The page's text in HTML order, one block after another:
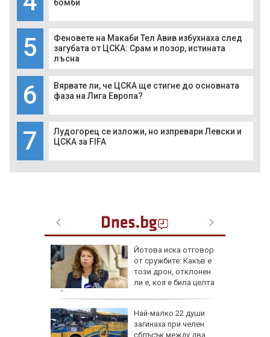
бомби
5
Феновете на Макаби Тел Авив избухнаха след
загубата от ЦСКА: Срам и позор, истината
лъсна
6
Вярвате ли, че ЦСКА ще стигне до основната
фаза на Лига Европа?
7
Лудогорец се изложи, но изпревари Левски и
ЦСКА за FIFA
Йотова иска отговор
от сружбите: Какъв е
този дрон, отклонен
ли е, коя е била целта
му?
Най-малко 22 души
загинаха при челен
сблъсък между два